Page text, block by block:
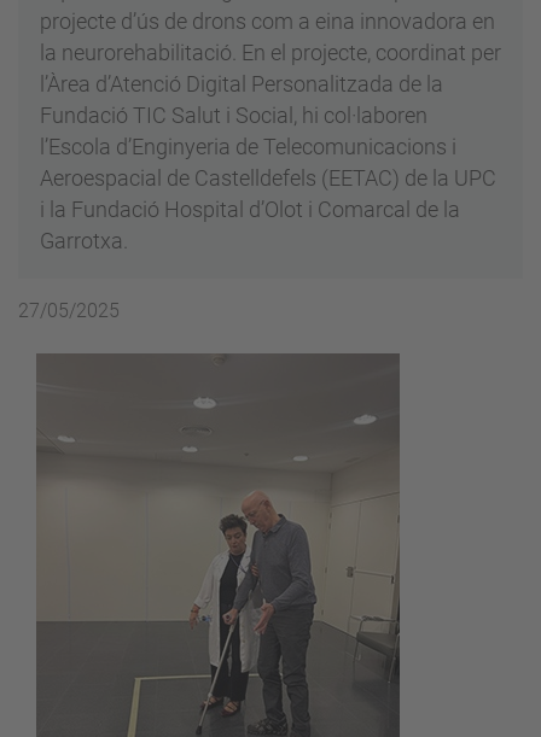
projecte d’ús de drons com a eina innovadora en
la neurorehabilitació. En el projecte, coordinat per
l’Àrea d’Atenció Digital Personalitzada de la
Fundació TIC Salut i Social, hi col·laboren
l’Escola d’Enginyeria de Telecomunicacions i
Aeroespacial de Castelldefels (EETAC) de la UPC
i la Fundació Hospital d’Olot i Comarcal de la
Garrotxa.
27/05/2025